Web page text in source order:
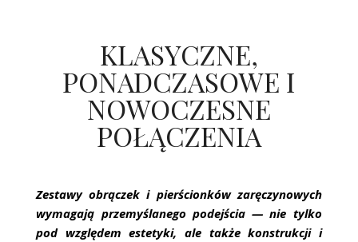
KLASYCZNE,
PONADCZASOWE I
NOWOCZESNE
POŁĄCZENIA
Zestawy obrączek i pierścionków zaręczynowych
wymagają przemyślanego podejścia — nie tylko
pod względem estetyki, ale także konstrukcji i